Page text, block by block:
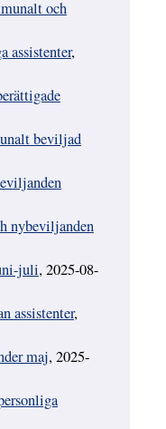
och
assistenter,
beviljad
nybeviljanden
juli, 2025-08-
assistenter,
maj, 2025-